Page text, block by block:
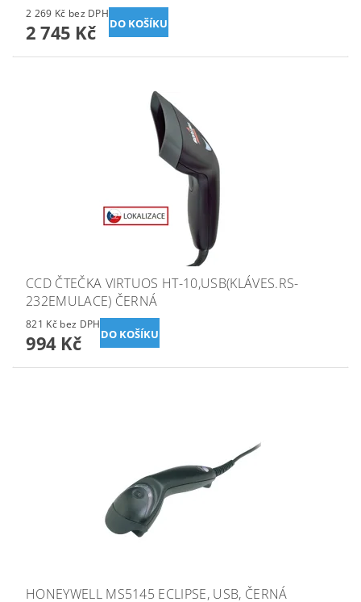
2 269 Kč bez DPH
2 745 Kč
CCD ČTEČKA VIRTUOS HT-10,USB(KLÁVES.RS-
232EMULACE) ČERNÁ
821 Kč bez DPH
994 Kč
HONEYWELL MS5145 ECLIPSE, USB, ČERNÁ